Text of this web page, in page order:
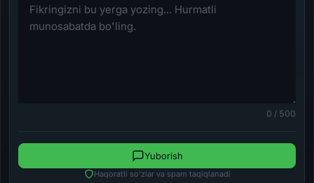
0 / 500
Haqoratli so'zlar va spam taqiqlanadi
Yuborish